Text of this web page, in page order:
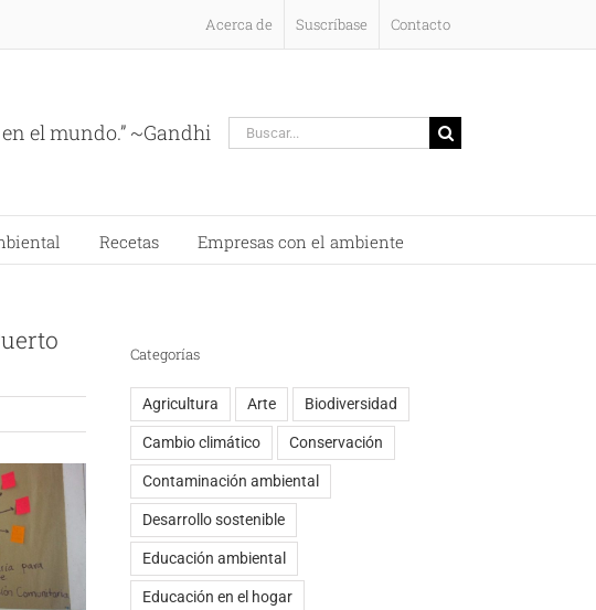
Acerca de Suscríbase Contacto
el mundo.” ~Gandhi Buscar:
Recetas Empresas con el ambiente
Categorías
Agricultura Arte Biodiversidad
Cambio climático Conservación
Contaminación ambiental
Desarrollo sostenible
Educación ambiental
Educación en el hogar